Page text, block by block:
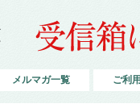
メルマガ一覧 ご利